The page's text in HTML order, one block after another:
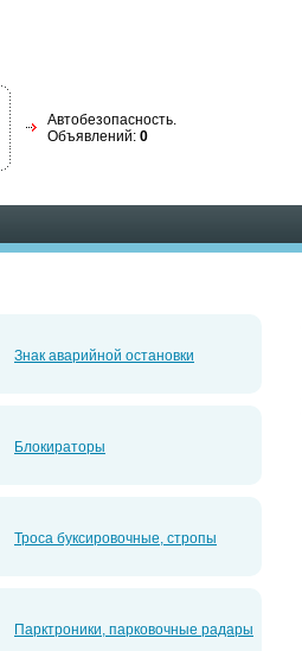
Автобезопасность.
Объявлений: 0
Знак аварийной остановки
Блокираторы
Троса буксировочные, стропы
Парктроники, парковочные радары